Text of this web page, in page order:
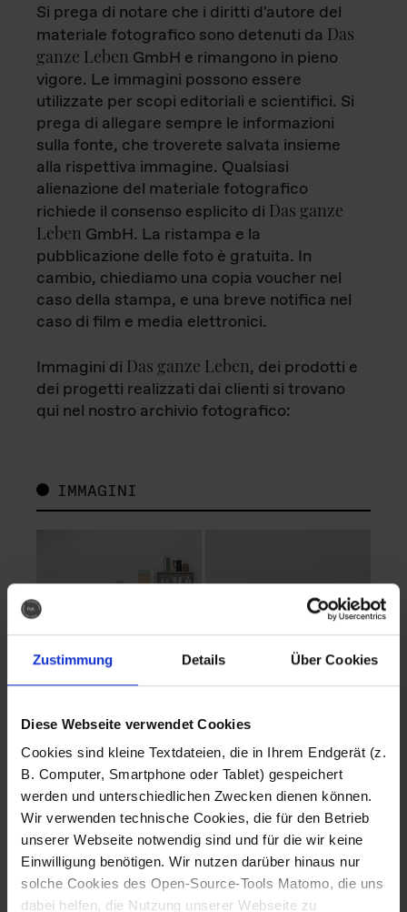
Zustimmung Details Über Cookies
Diese Webseite verwendet Cookies
Cookies sind kleine Textdateien, die in Ihrem Endgerät (z.
B. Computer, Smartphone oder Tablet) gespeichert
werden und unterschiedlichen Zwecken dienen können.
Wir verwenden technische Cookies, die für den Betrieb
unserer Webseite notwendig sind und für die wir keine
Einwilligung benötigen. Wir nutzen darüber hinaus nur
solche Cookies des Open-Source-Tools Matomo, die uns
dabei helfen, die Nutzung unserer Webseite zu
Si prega di notare che i diritti d'autore del
materiale fotografico sono detenuti da Das
ganze Leben GmbH e rimangono in pieno
vigore. Le immagini possono essere
utilizzate per scopi editoriali e scientifici. Si
prega di allegare sempre le informazioni
sulla fonte, che troverete salvata insieme
alla rispettiva immagine. Qualsiasi
alienazione del materiale fotografico
richiede il consenso esplicito di Das ganze
Leben GmbH. La ristampa e la
pubblicazione delle foto è gratuita. In
cambio, chiediamo una copia voucher nel
caso della stampa, e una breve notifica nel
caso di film e media elettronici.
Immagini di Das ganze Leben, dei prodotti e
dei progetti realizzati dai clienti si trovano
qui nel nostro archivio fotografico:
IMMAGINI
Fotografo: Lorenz
Sternbach
Download
Fotografo: Lorenz
Sternbach
Download